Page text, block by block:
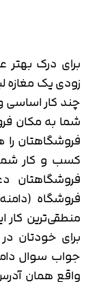
برای درک بهتر
زودی یک مغازه
چند کار اساسی
شما به مکان
فروشگاهتان
کسب و کار
فروشگاهتان
فروشگاه
منطقی‌ترین
برای خودتان
جواب سوال
واقع همان